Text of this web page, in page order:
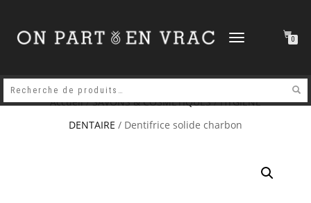
DÉPLIER
0
Accueil/SAVONS & COSMETIQUES/HYGIÈNE
DENTAIRE / Dentifrice solide charbon